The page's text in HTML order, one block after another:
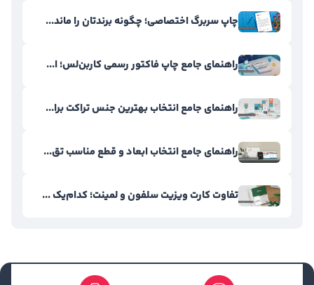
چاپ سربرگ اختصاصی؛ چگونه برندتان را ماند...
راهنمای جامع چاپ فاکتور رسمی کاربن‌لس؛ ا...
راهنمای جامع انتخاب بهترین جنس تراکت برا...
راهنمای جامع انتخاب ابعاد و قطع مناسب تق...
تفاوت کارت ویزیت سلفون و لمینت؛ کدام‌یک ...